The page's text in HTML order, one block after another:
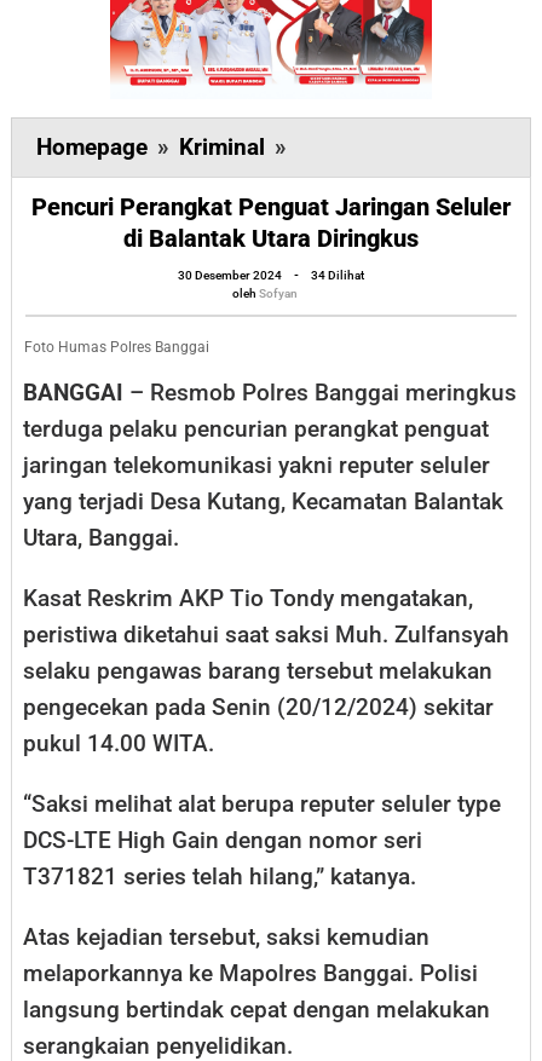
Homepage » Kriminal »
Perangkat
Penguat
Jaringan
Seluler
di
Utara
Diringkus
Pencuri Perangkat Penguat Jaringan Seluler
di Balantak Utara Diringkus
30 Desember 2024
oleh
Sofyan
-
34 Dilihat
oleh Sofyan
Foto Humas Polres Banggai
BANGGAI – Resmob Polres Banggai meringkus
terduga pelaku pencurian perangkat penguat
jaringan telekomunikasi yakni reputer seluler
yang terjadi Desa Kutang, Kecamatan Balantak
Utara, Banggai.
Kasat Reskrim AKP Tio Tondy mengatakan,
peristiwa diketahui saat saksi Muh. Zulfansyah
selaku pengawas barang tersebut melakukan
pengecekan pada Senin (20/12/2024) sekitar
pukul 14.00 WITA.
“Saksi melihat alat berupa reputer seluler type
DCS-LTE High Gain dengan nomor seri
T371821 series telah hilang,” katanya.
Atas kejadian tersebut, saksi kemudian
melaporkannya ke Mapolres Banggai. Polisi
langsung bertindak cepat dengan melakukan
serangkaian penyelidikan.